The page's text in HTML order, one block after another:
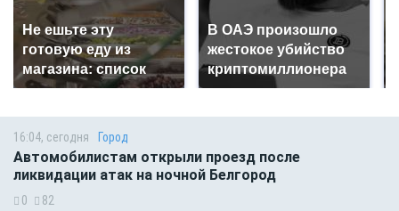
Не ешьте эту
готовую еду из
магазина: список
В ОАЭ произошло
жестокое убийство
криптомиллионера
16:04, сегодня Город
Автомобилистам открыли проезд после
ликвидации атак на ночной Белгород
0 82